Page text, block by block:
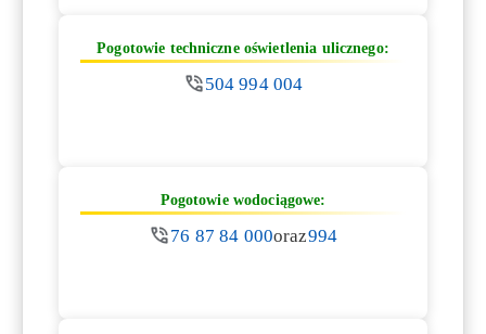
Pogotowie techniczne oświetlenia ulicznego:
504 994 004
Pogotowie wodociągowe:
76 87 84 000oraz994